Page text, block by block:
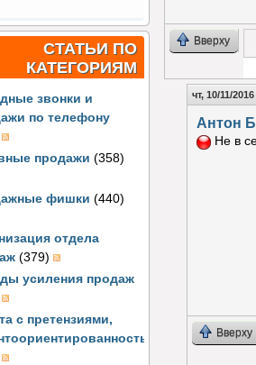
СТАТЬИ ПО
КАТЕГОРИЯМ
звонки и
по телефону
продажи (358)
фишки (440)
отдела
(379)
усиления продаж
с претензиями,
Вверху
чт, 10/11/
Антон
Не в
Вверху